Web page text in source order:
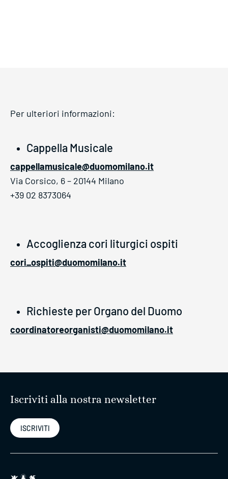
Per ulteriori informazioni:
Cappella Musicale
cappellamusicale@duomomilano.it
Via Corsico, 6 – 20144 Milano
+39 02 8373064
Accoglienza cori liturgici ospiti
cori_ospiti@duomomilano.it
Richieste per Organo del Duomo
coordinatoreorganisti@duomomilano.it
Iscriviti alla nostra newsletter
ISCRIVITI